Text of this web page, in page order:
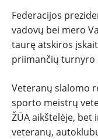
Federacijos
vadovų bei mero
taurę atskiros
priimančių turnyro
Veteranų slalomo
sporto meistrų
ŽŪA aikštelėje,
veteranų,